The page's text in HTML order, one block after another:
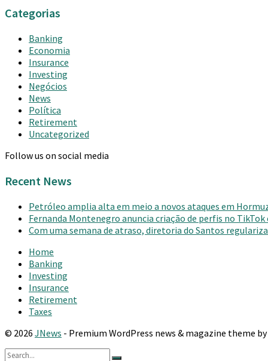
Categorias
Banking
Economia
Insurance
Investing
Negócios
News
Política
Retirement
Uncategorized
Follow us on social media
Recent News
Petróleo amplia alta em meio a novos ataques em
Fernanda Montenegro anuncia criação de perfis no TikTok
Com uma semana de atraso, diretoria do Santos regulariza
Home
Banking
Investing
Insurance
Retirement
Taxes
© 2026 JNews - Premium WordPress news & magazine theme by